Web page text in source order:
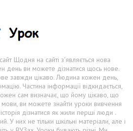
Щодня на сайті з'являється нова
день ви можете дізнатися щось нове.
завжди цікаво. Людина кожен день,
Частина інформації відкидається,
сам визначає, що йому цікаво, що
мови, ви можете знайти уроки вивчення
дізнатися як жили перші люди .
У них не тільки шкільні матеріали, але і